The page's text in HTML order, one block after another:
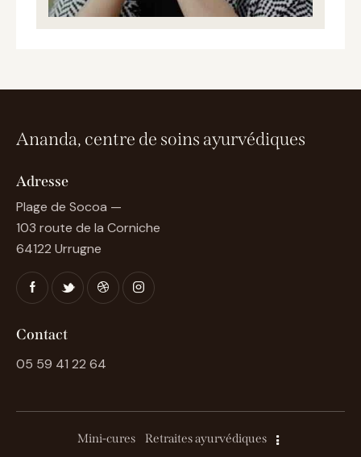
Ananda, centre de soins ayurvédiques
Adresse
Plage de Socoa —
103 route de la Corniche
64122 Urrugne
Contact
05 59 41 22 64
Mini-cures Retraites ayurvédiques